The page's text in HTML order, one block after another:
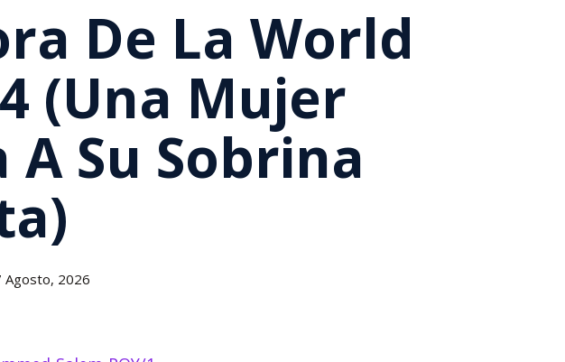
De La World
(una Mujer
Su Sobrina
Agosto, 2026